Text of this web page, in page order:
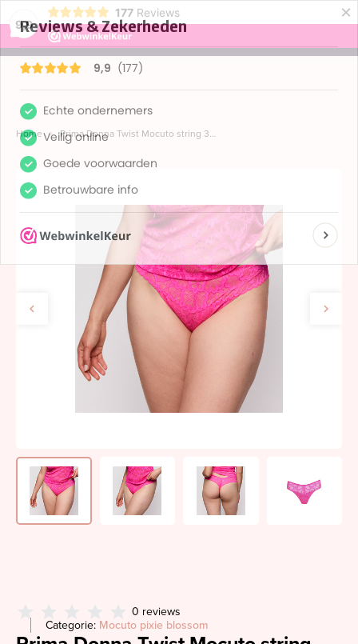
9,9
177 Reviews ×
menu
Home Prima Donna Twist Mocuto string 36-46 pixie blossom
0 reviews
Categorie: Mocuto pixie blossom